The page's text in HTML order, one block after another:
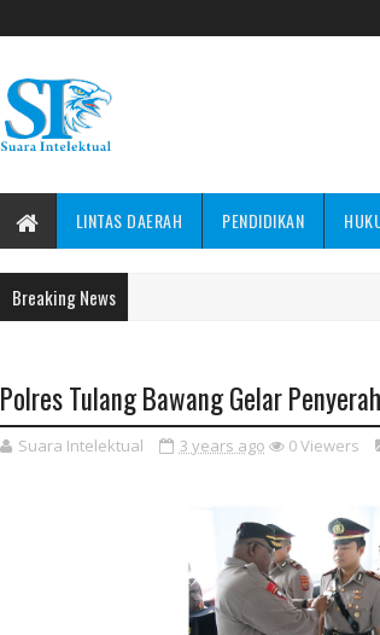
LINTAS DAERAH PENDIDIKAN
Breaking News
Polres Tulang Bawang Gelar
Suara Intelektual 3 years ago 0Viewers